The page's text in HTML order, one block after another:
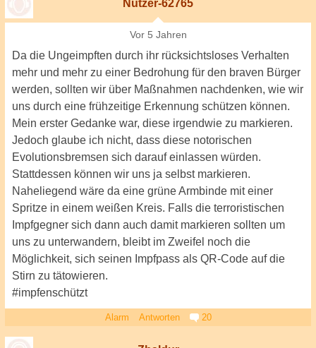
Nutzer-62765
Vor 5 Jahren
Da die Ungeimpften durch ihr rücksichtsloses Verhalten
mehr und mehr zu einer Bedrohung für den braven Bürger
werden, sollten wir über Maßnahmen nachdenken, wie wir
uns durch eine frühzeitige Erkennung schützen können.
Mein erster Gedanke war, diese irgendwie zu markieren.
Jedoch glaube ich nicht, dass diese notorischen
Evolutionsbremsen sich darauf einlassen würden.
Stattdessen können wir uns ja selbst markieren.
Naheliegend wäre da eine grüne Armbinde mit einer
Spritze in einem weißen Kreis. Falls die terroristischen
Impfgegner sich dann auch damit markieren sollten um
uns zu unterwandern, bleibt im Zweifel noch die
Möglichkeit, sich seinen Impfpass als QR-Code auf die
Stirn zu tätowieren.
#impfenschützt
Alarm Antworten 20